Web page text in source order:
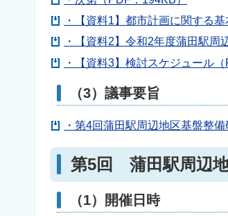
・【資料1】都市計画に関する
・【資料2】令和2年度蒲田駅周
・【資料3】検討スケジュール（
（3）議事要旨
・第4回蒲田駅周辺地区基盤整
第5回 蒲田駅周辺
（1）開催日時